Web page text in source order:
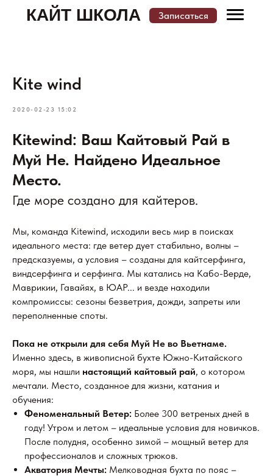
КАТАЛОГ КАЙТ ШКОЛ И МЕСТ ОБУЧЕНИЯ
КАЙТ ШКОЛА Записаться
Kite wind
2020-02-23 15:02
Kitewind: Ваш Кайтовый Рай в
Муй Не. Найдено Идеальное
Место.
Где море создано для кайтеров.
Мы, команда Kitewind, исходили весь мир в поисках
идеального места: где ветер дует стабильно, волны –
предсказуемы, а условия – созданы для кайтсерфинга,
виндсерфинга и серфинга. Мы катались на Кабо-Верде,
Маврикии, Гавайях, в ЮАР... и везде находили
компромиссы: сезоны безветрия, дожди, запреты или
переполненные споты.
Пока не открыли для себя Муй Не во Вьетнаме.
Именно здесь, в живописной бухте Южно-Китайского
моря, мы нашли настоящий кайтовый рай, о котором
мечтали. Место, созданное для жизни, катания и
обучения:
Феноменальный Ветер: Более 300 ветреных дней в
году! Утром и летом – идеальные условия для новичков.
После полудня, особенно зимой – мощный ветер для
профессионалов и сложных трюков.
Акватория Мечты: Мелководная бухта по пояс –